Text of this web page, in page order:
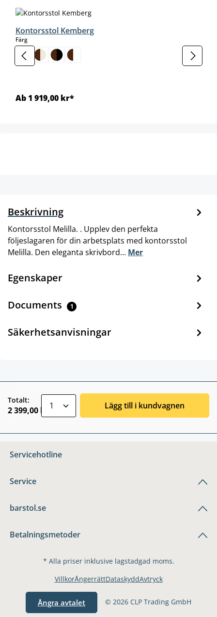
Kontorsstol Kemberg
Färgselect
Ab 1 919,00 kr*
Beskrivning
Kontorsstol Melilla. . Upplev den perfekta
följeslagaren för din arbetsplats med kontorsstol
Melilla. Den eleganta skrivbord… Mer
Egenskaper
Documents 1
Säkerhetsanvisningar
Totalt:
2 399,00 kr Lägg till i kundvagnen
Servicehotline
Service
barstol.se
Betalningsmetoder
* Alla priser inklusive lagstadgad moms.
Ångra avtalet © 2026 CLP Trading GmbH
VillkorÅngerrättDataskyddAvtryck